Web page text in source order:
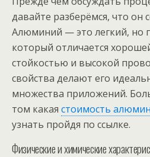
давайте разберёмся, что он
Алюминий — это легкий, но
который отличается
стойкостью и высокой
свойства делают его
множества приложений.
том какая стоимость
узнать пройдя по ссылке.
Физические и химические